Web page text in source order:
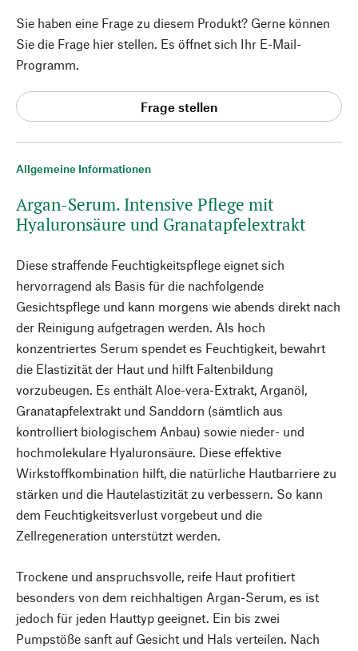
Allgemeine Informationen
Argan-Serum. Intensive Pflege mit
Hyaluronsäure und Granatapfelextrakt
Diese straffende Feuchtigkeitspflege eignet sich
hervorragend als Basis für die nachfolgende
Gesichtspflege und kann morgens wie abends direkt nach
der Reinigung aufgetragen werden. Als hoch
konzentriertes Serum spendet es Feuchtigkeit, bewahrt
die Elastizität der Haut und hilft Faltenbildung
vorzubeugen. Es enthält Aloe-vera-Extrakt, Arganöl,
Granatapfelextrakt und Sanddorn (sämtlich aus
kontrolliert biologischem Anbau) sowie nieder- und
hochmolekulare Hyaluronsäure. Diese effektive
Wirkstoffkombination hilft, die natürliche Hautbarriere zu
stärken und die Hautelastizität zu verbessern. So kann
dem Feuchtigkeitsverlust vorgebeut und die
Zellregeneration unterstützt werden.
Trockene und anspruchsvolle, reife Haut profitiert
besonders von dem reichhaltigen Argan-Serum, es ist
jedoch für jeden Hauttyp geeignet. Ein bis zwei
Pumpstöße sanft auf Gesicht und Hals verteilen. Nach
Sie haben eine Frage zu diesem Produkt? Gerne können
Sie die Frage hier stellen. Es öffnet sich Ihr E-Mail-
Programm.
Frage stellen